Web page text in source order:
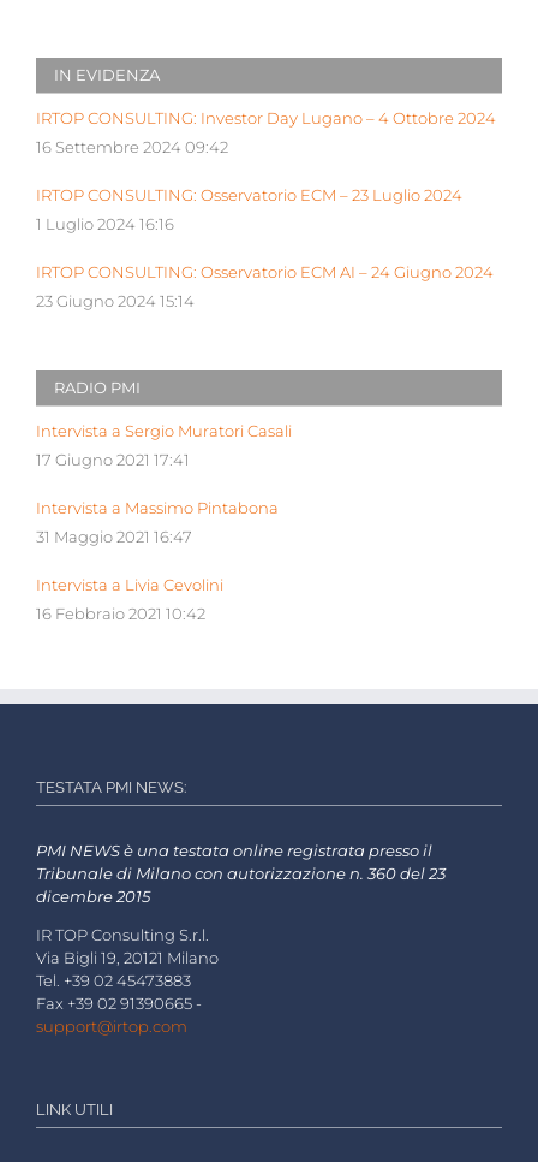
IN EVIDENZA
IRTOP CONSULTING: Investor Day Lugano – 4 Ottobre 2024
16 Settembre 2024 09:42
IRTOP CONSULTING: Osservatorio ECM – 23 Luglio 2024
1 Luglio 2024 16:16
IRTOP CONSULTING: Osservatorio ECM AI – 24 Giugno 2024
23 Giugno 2024 15:14
RADIO PMI
Intervista a Sergio Muratori Casali
17 Giugno 2021 17:41
Intervista a Massimo Pintabona
31 Maggio 2021 16:47
Intervista a Livia Cevolini
16 Febbraio 2021 10:42
TESTATA PMI NEWS:
PMI NEWS è una testata online registrata presso il
Tribunale di Milano con autorizzazione n. 360 del 23
dicembre 2015
IR TOP Consulting S.r.l.
Via Bigli 19, 20121 Milano
Tel. +39 02 45473883
Fax +39 02 91390665 -
support@irtop.com
LINK UTILI